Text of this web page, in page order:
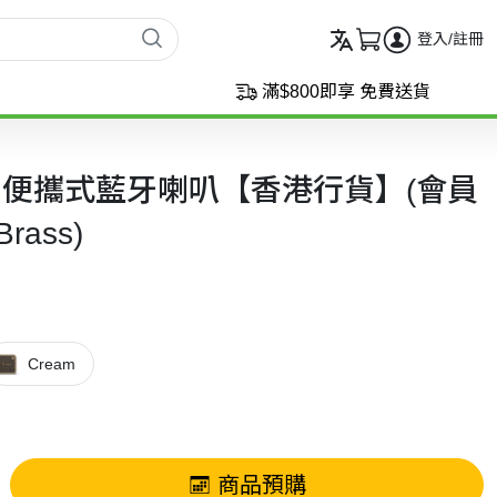
登入/註冊
滿$800即享 免費送貨
攜式藍牙喇叭【香港行貨】(會員
Cream
商品預購